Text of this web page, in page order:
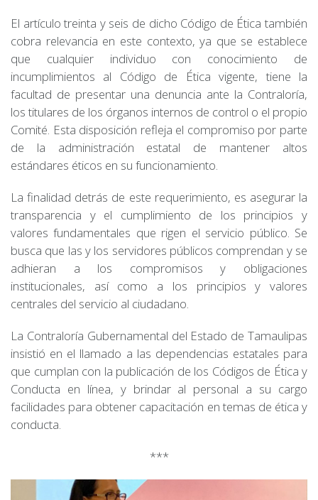
El artículo treinta y seis de dicho Código de Ética también
cobra relevancia en este contexto, ya que se establece
que cualquier individuo con conocimiento de
incumplimientos al Código de Ética vigente, tiene la
facultad de presentar una denuncia ante la Contraloría,
los titulares de los órganos internos de control o el propio
Comité. Esta disposición refleja el compromiso por parte
de la administración estatal de mantener altos
estándares éticos en su funcionamiento.
La finalidad detrás de este requerimiento, es asegurar la
transparencia y el cumplimiento de los principios y
valores fundamentales que rigen el servicio público. Se
busca que las y los servidores públicos comprendan y se
adhieran a los compromisos y obligaciones
institucionales, así como a los principios y valores
centrales del servicio al ciudadano.
La Contraloría Gubernamental del Estado de Tamaulipas
insistió en el llamado a las dependencias estatales para
que cumplan con la publicación de los Códigos de Ética y
Conducta en línea, y brindar al personal a su cargo
facilidades para obtener capacitación en temas de ética y
conducta.
***